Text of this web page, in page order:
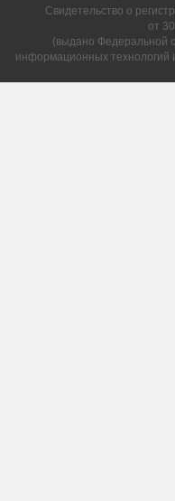
Свидетельство о
от
(выдано Федеральной
информационных технологий